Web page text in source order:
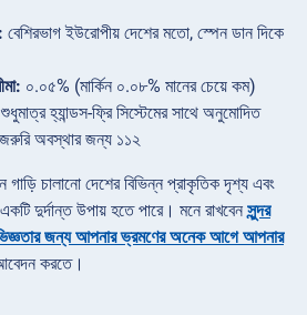
বেশিরভাগ ইউরোপীয় দেশের মতো, স্পেন ডান দিকে
০.০৫% (মার্কিন ০.০৮% মানের চেয়ে কম)
শুধুমাত্র হ্যান্ডস-ফ্রি সিস্টেমের সাথে অনুমোদিত
জরুরি অবস্থার জন্য ১১২
চালানো দেশের বিভিন্ন প্রাকৃতিক দৃশ্য এবং
দুর্দান্ত উপায় হতে পারে। মনে রাখবেন সুন্দর
জন্য আপনার ভ্রমণের অনেক আগে আপনার
করতে।